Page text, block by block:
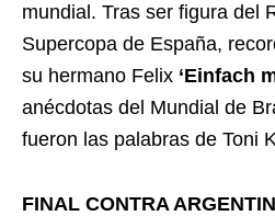
mundial. Tras ser figura del
Supercopa de España,
su hermano Felix ‘Einfach
anécdotas del Mundial de
fueron las palabras de Toni
FINAL CONTRA